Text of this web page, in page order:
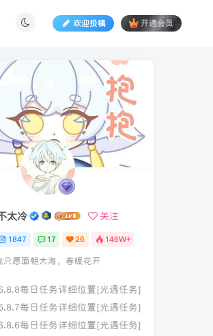
欢迎投稿 开通会员
太冷 关注
1847 17 26 146W+
只愿面朝大海，春暖花开
每日任务详细位置[光遇任务]
每日任务详细位置[光遇任务]
每日任务详细位置[光遇任务]
太冷 关注
1847 17 26 146W+
只愿面朝大海，春暖花开
每日任务详细位置[光遇任务]
每日任务详细位置[光遇任务]
每日任务详细位置[光遇任务]